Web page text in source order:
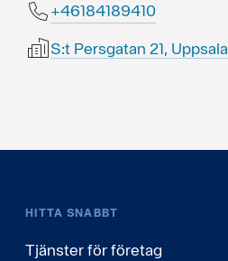
01498148164+
S:t Persgatan 21, Uppsala
HITTA SNABBT
Tjänster för företag